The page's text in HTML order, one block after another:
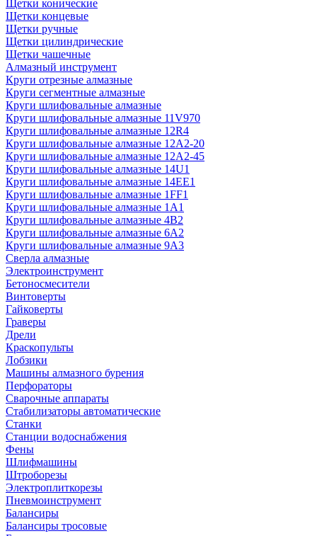
Щетки конические
Щетки концевые
Щетки ручные
Щетки цилиндрические
Щетки чашечные
Алмазный инструмент
Круги отрезные алмазные
Круги сегментные алмазные
Круги шлифовальные алмазные
Круги шлифовальные алмазные 11V970
Круги шлифовальные алмазные 12R4
Круги шлифовальные алмазные 12А2-20
Круги шлифовальные алмазные 12А2-45
Круги шлифовальные алмазные 14U1
Круги шлифовальные алмазные 14ЕЕ1
Круги шлифовальные алмазные 1FF1
Круги шлифовальные алмазные 1А1
Круги шлифовальные алмазные 4В2
Круги шлифовальные алмазные 6A2
Круги шлифовальные алмазные 9А3
Сверла алмазные
Электроинструмент
Бетоносмесители
Винтоверты
Гайковерты
Граверы
Дрели
Краскопульты
Лобзики
Машины алмазного бурения
Перфораторы
Сварочные аппараты
Стабилизаторы автоматические
Станки
Станции водоснабжения
Фены
Шлифмашины
Штроборезы
Электроплиткорезы
Пневмоинструмент
Балансиры
Балансиры тросовые